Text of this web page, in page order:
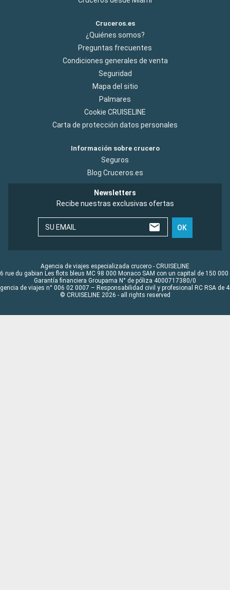
Cruceros.es
¿Quiénes somos?
Preguntas frecuentes
Condiciones generales de venta
Seguridad
Mapa del sitio
Palmares
Cookie CRUISELINE
Carta de protección datos personales
Información sobre crucero
Seguros
Blog Cruceros.es
Newsletters
Recibe nuestras exclusivas ofertas
SU EMAIL OK
Agencia de viajes especializada crucero - CRUISELINE
rue du gabian Les flots bleus MC 98 000 Monaco SAM con un capital de 150 000
Garantía financiera Groupama N° de póliza 4000717380/0
de viajes n° 006 02 0007 – Responsabilidad civil y profesional RC RSA de
© CRUISELINE 2026 - all rights reserved